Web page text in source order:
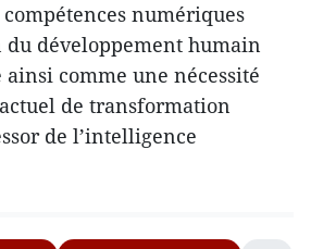
numériques
du développement humain
ainsi comme une nécessité
de transformation
de l’intelligence